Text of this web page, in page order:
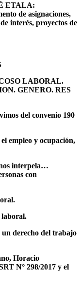
ETALA:
de asignaciones,
interés, proyectos de
LABORAL.
GENERO. RES
del convenio 190
empleo y ocupación,
interpela…
con
laboral.
derecho del trabajo
Horacio
N° 298/2017 y el